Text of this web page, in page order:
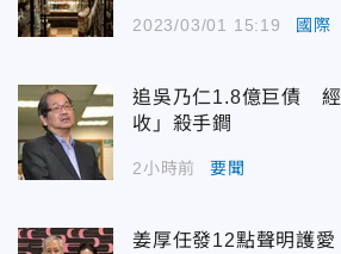
2023/03/01 15:19 國際
追吳乃仁1.8億巨債 經
收」殺手鐧
2小時前 要聞
姜厚任發12點聲明護